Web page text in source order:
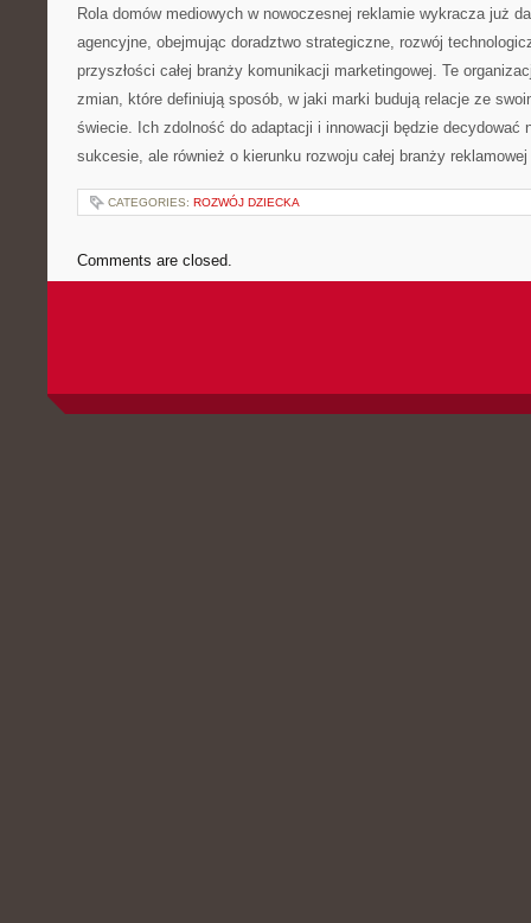
Rola domów mediowych w nowoczesnej reklamie wykracza już
agencyjne, obejmując doradztwo strategiczne, rozwój
przyszłości całej branży komunikacji marketingowej. Te
zmian, które definiują sposób, w jaki marki budują relacje ze
świecie. Ich zdolność do adaptacji i innowacji będzie decydować
sukcesie, ale również o kierunku rozwoju całej branży
CATEGORIES: ROZWÓJ DZIECKA
Comments are closed.